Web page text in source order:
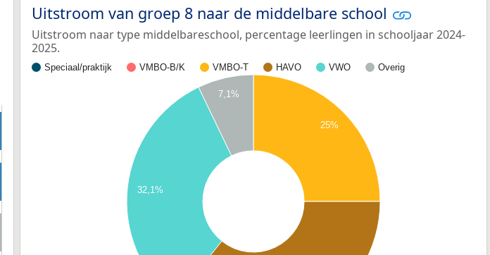
Uitstroom van groep 8 naar de middelbare school
Uitstroom naar type middelbareschool, percentage leerlingen in schooljaar 2024-
2025.
Speciaal/praktijk VMBO-B/K VMBO-T HAVO VWO Overig
25%
7,1%
32,1%